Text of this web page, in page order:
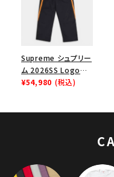
Supreme シュプリー
ム 2026SS Logo
Taping Track
¥54,980 (税込)